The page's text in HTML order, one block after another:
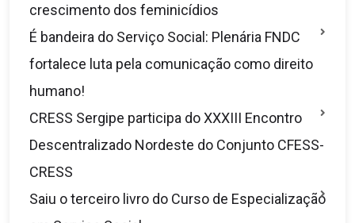
crescimento dos feminicídios
É bandeira do Serviço Social: Plenária FNDC
fortalece luta pela comunicação como direito
humano!
CRESS Sergipe participa do XXXIII Encontro
Descentralizado Nordeste do Conjunto CFESS-
CRESS
Saiu o terceiro livro do Curso de Especialização